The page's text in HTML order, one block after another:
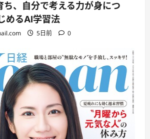
ち、自分で考える力が身につ
めるAI学習法
5日前 0